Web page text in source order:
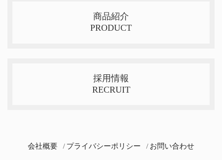
商品紹介
PRODUCT
採用情報
RECRUIT
会社概要 プライバシーポリシー お問い合わせ